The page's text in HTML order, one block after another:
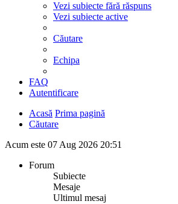
Vezi subiecte fără răspuns
Vezi subiecte active
Căutare
Echipa
FAQ
Autentificare
Acasă Prima pagină
Căutare
Acum este 07 Aug 2026 20:51
Forum
Subiecte
Mesaje
Ultimul mesaj